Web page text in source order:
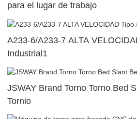
para el lugar de trabajo
A233-6/A233-7 ALTA
Industrial1
JSWAY Brand Torno Torno Bed
Tornio